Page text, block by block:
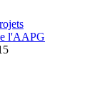
l'AAPG